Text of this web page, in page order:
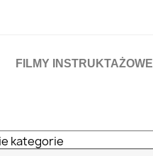
FILMY INSTRUKTAŻOWE